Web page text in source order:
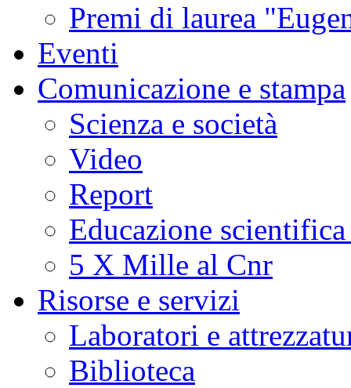
Premi di laurea
Eventi
Comunicazione e stampa
Scienza e società
Video
Report
Educazione
5 X Mille al Cnr
Risorse e servizi
Laboratori e
Biblioteca